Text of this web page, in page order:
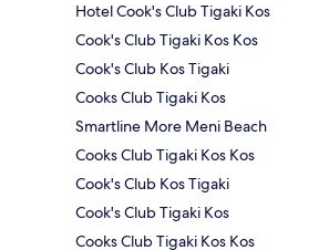
Hotel Cook's Club Tigaki Kos
Cook's Club Tigaki Kos Kos
Cook's Club Kos Tigaki
Cooks Club Tigaki Kos
Smartline More Meni Beach
Cooks Club Tigaki Kos Kos
Cook's Club Kos Tigaki
Cook's Club Tigaki Kos
Cooks Club Tigaki Kos Kos